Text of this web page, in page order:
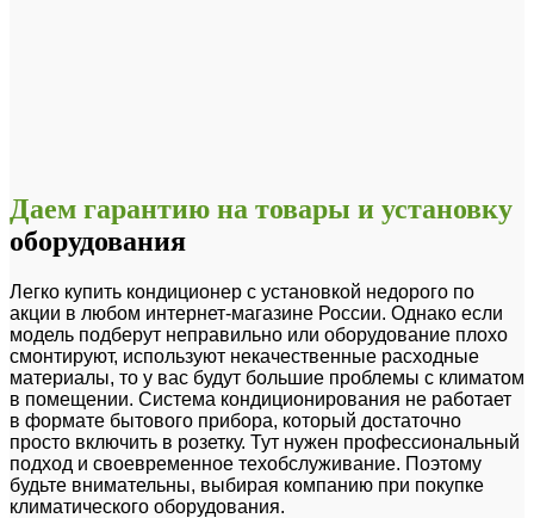
Даем гарантию на товары и установку
оборудования
Легко купить кондиционер с установкой недорого по
акции в любом интернет-магазине России. Однако если
модель подберут неправильно или оборудование плохо
смонтируют, используют некачественные расходные
материалы, то у вас будут большие проблемы с климатом
в помещении. Система кондиционирования не работает
в формате бытового прибора, который достаточно
просто включить в розетку. Тут нужен профессиональный
подход и своевременное техобслуживание. Поэтому
будьте внимательны, выбирая компанию при покупке
климатического оборудования.